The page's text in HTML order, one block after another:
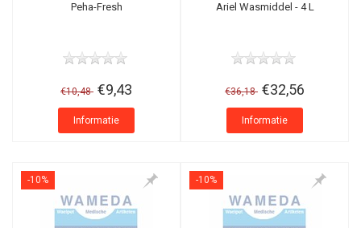
Peha-Fresh
€10,48 €9,43
Informatie
Ariel Wasmiddel - 4 L
€36,18 €32,56
Informatie
-10% -10%